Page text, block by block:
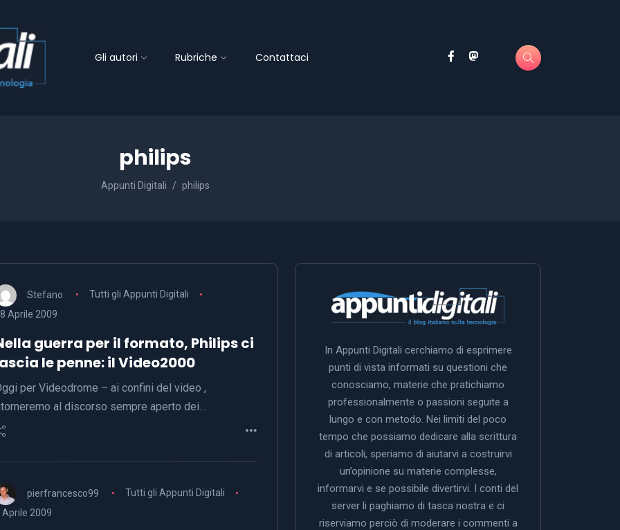
Gli autori Rubriche Contattaci
philips
Appunti Digitali philips
Stefano
Tutti gli Appunti Digitali
Aprile 2009
guerra per il formato, Philips ci
le penne: il Video2000
per Videodrome – ai confini del video ,
al discorso sempre aperto dei…
pierfrancesco99
Tutti gli Appunti Digitali
Aprile 2009
In Appunti Digitali cerchiamo di esprimere
punti di vista informati su questioni che
conosciamo, materie che pratichiamo
professionalmente o passioni seguite a
lungo e con metodo. Nei limiti del poco
tempo che possiamo dedicare alla scrittura
di articoli, speriamo di aiutarvi a costruirvi
un’opinione su materie complesse,
informarvi e se possibile divertirvi. I conti del
server li paghiamo di tasca nostra e ci
riserviamo perciò di moderare i commenti a